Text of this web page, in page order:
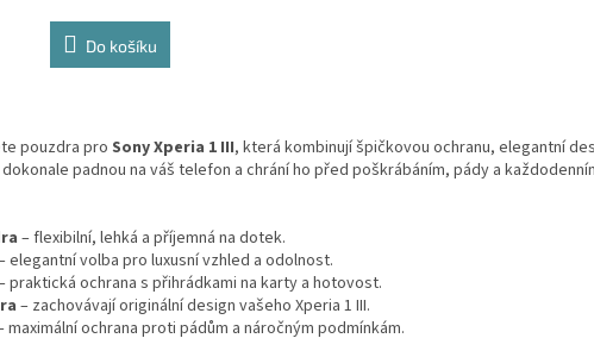
Do košíku
v
l
á
p
r
v
pouzdra proSony Xperia 1 III, která kombinují špičkovou ochranu, elegantní
padnou na váš telefon a chrání ho před poškrábáním, pády a
– flexibilní, lehká a příjemná na dotek.
elegantní volba pro luxusní vzhled a odolnost.
praktická ochrana s přihrádkami na karty a hotovost.
– zachovávají originální design vašeho Xperia 1 III.
maximální ochrana proti pádům a náročným podmínkám.